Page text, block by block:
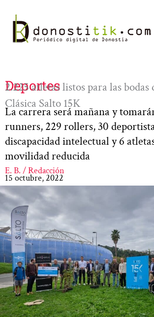
contenido
Deportes
2.225 atletas listos para las bodas
Clásica Salto 15K
La carrera será mañana y
runners, 229 rollers, 30
discapacidad intelectual y 6
movilidad reducida
E. B. / Redacción
15 octubre, 2022